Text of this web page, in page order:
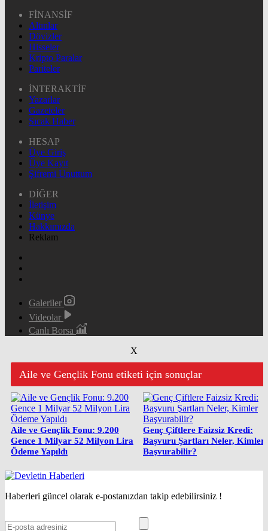
FİNANSİF
Altınlar
Dövizler
Hisseler
Kripto Paralar
Pariteler
İNTERAKTİF
Yazarlar
Gazeteler
Sıcak Haber
HESAP
Üye Giriş
Üye Kayıt
Şifremi Unuttum
DİĞER
İletişim
Künye
Hakkımızda
Reklam
Galeriler
Videolar
Canlı Borsa
X
Aile ve Gençlik Fonu etiketi için sonuçlar
Aile ve Gençlik Fonu: 9.200
Gence 1 Milyar 52 Milyon Lira
Ödeme Yapıldı
Genç Çiftlere Faizsiz Kredi:
Başvuru Şartları Neler, Kimler
Başvurabilir?
Haberleri güncel olarak e-postanızdan takip edebilirsiniz !